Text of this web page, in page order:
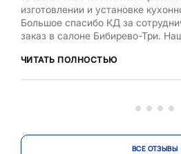
изготовлении и установке
Большое спасибо КД за
заказ в салоне Бибирево-Три.
оптимальный проект, исходя из
ЧИТАТЬ ПОЛНОСТЬЮ
ВСЕ ОТЗЫВЫ